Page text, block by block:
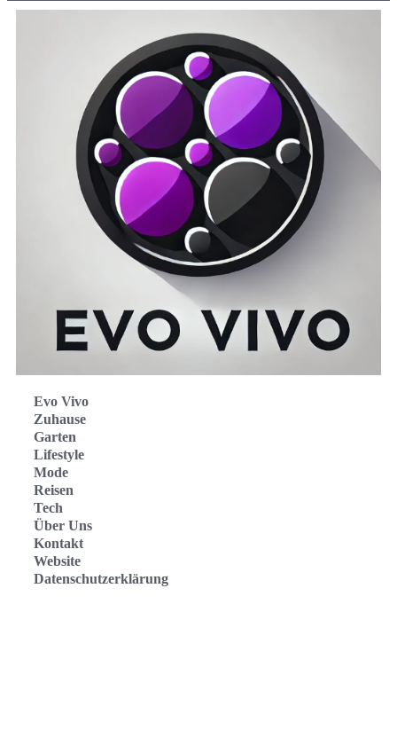
Evo Vivo
Zuhause
Garten
Lifestyle
Mode
Reisen
Tech
Über Uns
Kontakt
Website
Datenschutzerklärung